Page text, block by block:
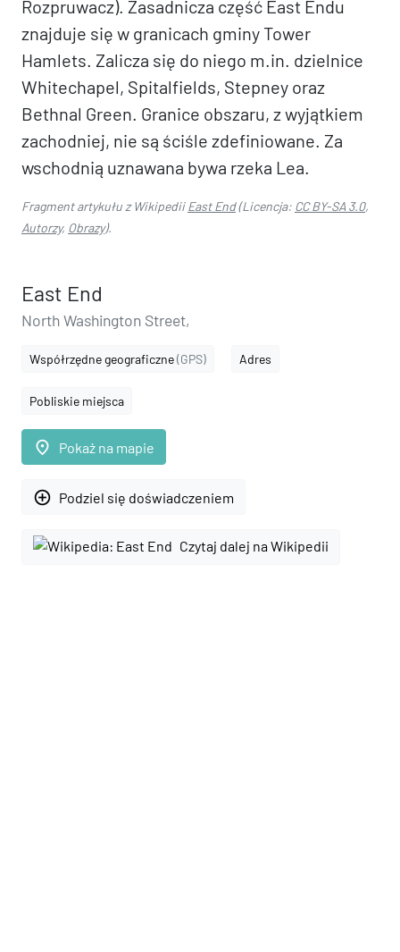
Rozpruwacz). Zasadnicza część East Endu
znajduje się w granicach gminy Tower
Hamlets. Zalicza się do niego m.in. dzielnice
Whitechapel, Spitalfields, Stepney oraz
Bethnal Green. Granice obszaru, z wyjątkiem
zachodniej, nie są ściśle zdefiniowane. Za
wschodnią uznawana bywa rzeka Lea.
Fragment artykułu z WikipediiEast End(Licencja: CC BY-SA 3.0,
Autorzy, Obrazy).
East End
North Washington Street,
Współrzędne geograficzne(GPS) Adres
Pobliskie miejsca
place Pokaż na mapie
add_circle_outline Podziel się doświadczeniem
Czytaj dalej na Wikipedii